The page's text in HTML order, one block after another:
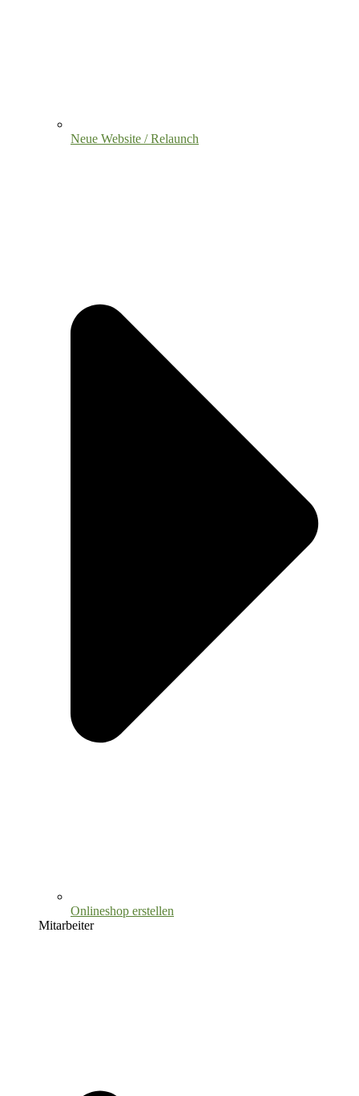
Neue Website / Relaunch
Onlineshop erstellen
Mitarbeiter